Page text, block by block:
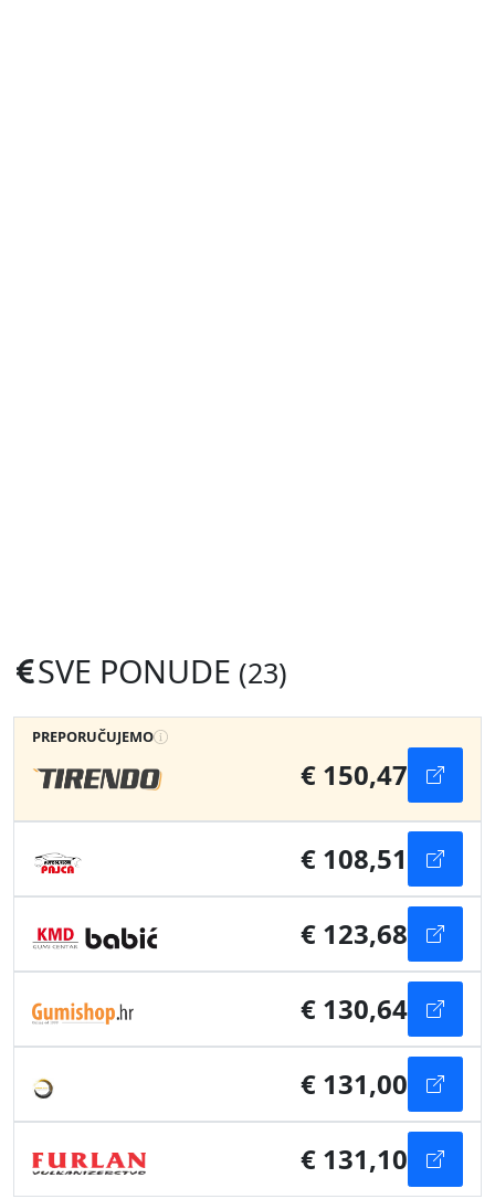
SVE PONUDE (23)
PREPORUČUJEMO
€ 150,47
€ 108,51
€ 123,68
€ 130,64
€ 131,00
€ 131,10